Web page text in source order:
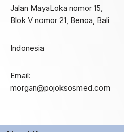
Jalan MayaLoka nomor 15,
Blok V nomor 21, Benoa, Bali
Indonesia
Email:
morgan@pojoksosmed.com